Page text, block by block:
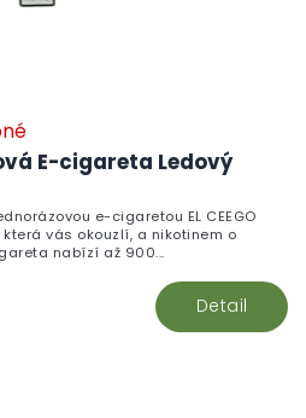
E-cigareta Ledový
Detail
e-cigaretou EL CEEGO
vás okouzlí, a nikotinem o
nabízí až 900...